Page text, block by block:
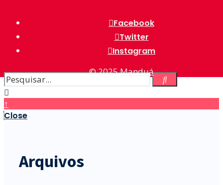
Facebook
Twitter
Instagram
© 2025Manduá
↑
Close
Arquivos